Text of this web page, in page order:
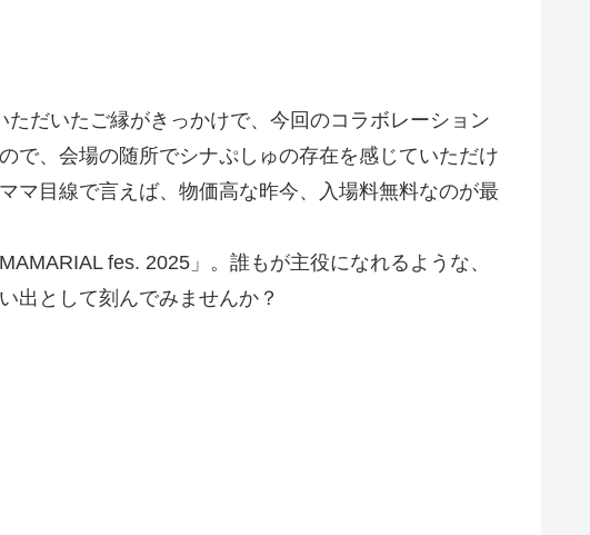
だいたご縁がきっかけで、今回のコラボレーション
で、会場の随所でシナぷしゅの存在を感じていただけ
マ目線で言えば、物価高な昨今、入場料無料なのが最
fes. 2025」。誰もが主役になれるような、
出として刻んでみませんか？